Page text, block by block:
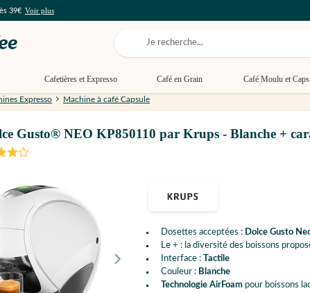
39€ Voir plus
Cafetières et Expresso Café en Grain Café Moulu et
Expresso Machine à café Capsule
Gusto® NEO KP850110 par Krups - Blanche +
Dosettes acceptées : Dolce Gusto
Le + : la diversité des boissons
Interface :
Tactile
Couleur : Blanche
Technologie AirFoam pour boissons